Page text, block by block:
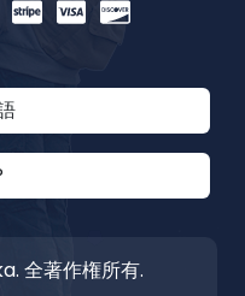
全著作権所有.